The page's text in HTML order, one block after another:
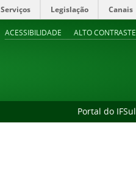
Serviços Legislação Canais
ACESSIBILIDADE ALTO CONTRASTE
Portal do IFSul